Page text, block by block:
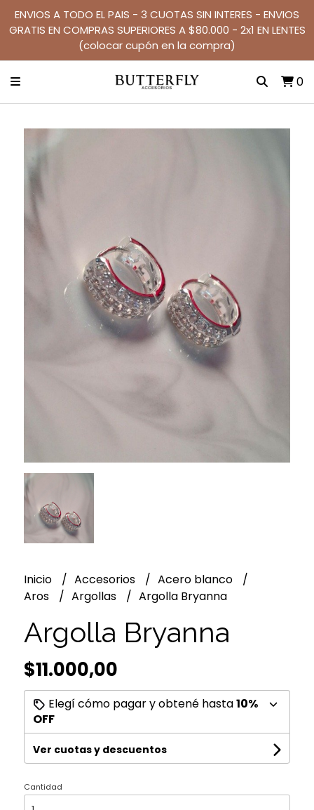
ENVIOS A TODO EL PAIS - 3 CUOTAS SIN INTERES - ENVIOS
GRATIS EN COMPRAS SUPERIORES A $80.000 - 2x1 EN LENTES
(colocar cupón en la compra)
0
Inicio Accesorios
Acero blanco
Aros
Argollas Argolla Bryanna
Argolla Bryanna
$11.000,00
Elegí cómo pagar y obtené hasta10%
OFF
Ver cuotas y descuentos
Cantidad